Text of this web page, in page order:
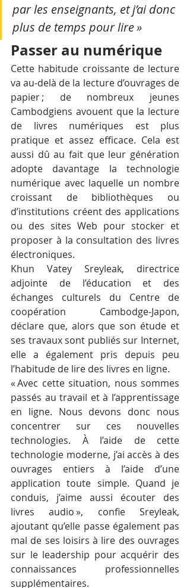
par les enseignants, et j’ai donc
plus de temps pour lire »
Passer au numérique
Cette habitude croissante de lecture
va au-delà de la lecture d’ouvrages de
papier ; de nombreux jeunes
Cambodgiens avouent que la lecture
de livres numériques est plus
pratique et assez efficace. Cela est
aussi dû au fait que leur génération
adopte davantage la technologie
numérique avec laquelle un nombre
croissant de bibliothèques ou
d’institutions créent des applications
ou des sites Web pour stocker et
proposer à la consultation des livres
électroniques.
Khun Vatey Sreyleak, directrice
adjointe de l’éducation et des
échanges culturels du Centre de
coopération Cambodge-Japon,
déclare que, alors que son étude et
ses travaux sont publiés sur Internet,
elle a également pris depuis peu
l’habitude de lire des livres en ligne.
« Avec cette situation, nous sommes
passés au travail et à l’apprentissage
en ligne. Nous devons donc nous
concentrer sur ces nouvelles
technologies. À l’aide de cette
technologie moderne, j’ai accès à des
ouvrages entiers à l’aide d’une
application toute simple. Quand je
conduis, j’aime aussi écouter des
livres audio », confie Sreyleak,
ajoutant qu’elle passe également pas
mal de ses loisirs à lire des ouvrages
sur le leadership pour acquérir des
connaissances professionnelles
supplémentaires.